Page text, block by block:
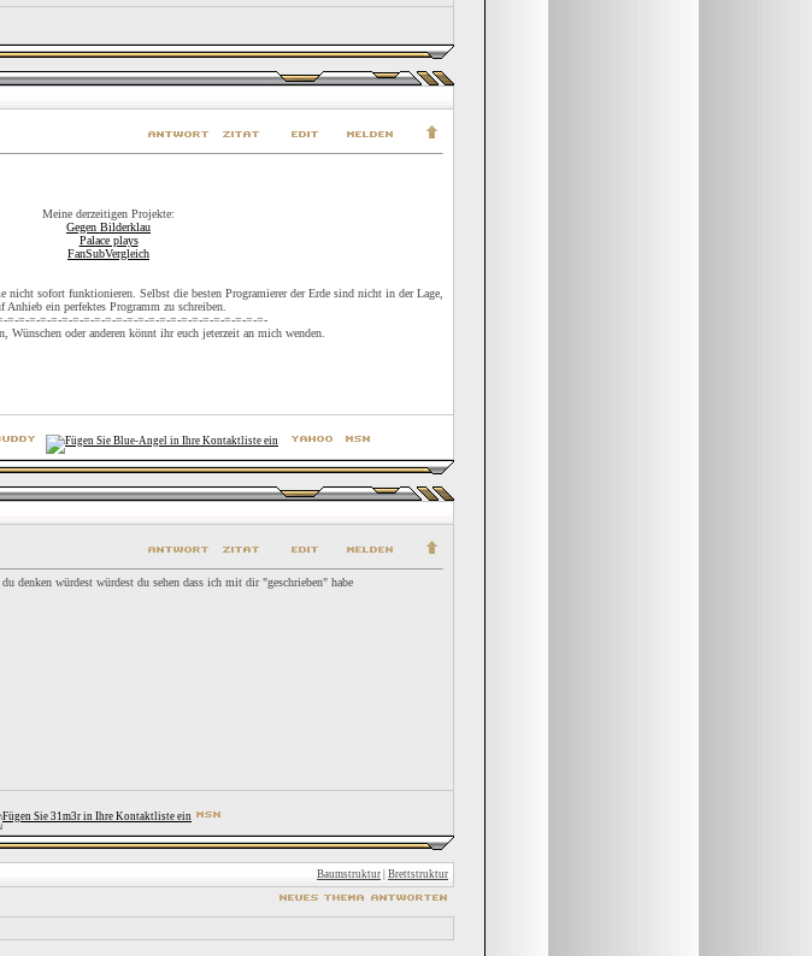
Meine derzeitigen Projekte:
Gegen Bilderklau
Palace plays
FanSubVergleich
nicht sofort funktionieren. Selbst die besten Programierer der Erde sind nicht in der Lage,
Anhieb ein perfektes Programm zu schreiben.
=-=-=-=-=-=-=-=-=-=-=-=-=-=-=-=-=-=-=-=-=-=-=-=-
Wünschen oder anderen könnt ihr euch jeterzeit an mich wenden.
denken würdest würdest du sehen dass ich mit dir "geschrieben" habe
Baumstruktur Brettstruktur